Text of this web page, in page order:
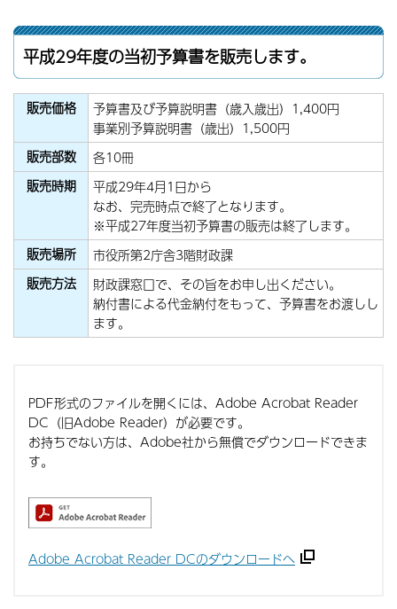
平成29年度の当初予算書を販売します。
販売価格
予算書及び予算説明書（歳入歳出）1,400円
事業別予算説明書（歳出）1,500円
販売部数
各10冊
販売時期
平成29年4月1日から
なお、完売時点で終了となります。
※平成27年度当初予算書の販売は終了します。
販売場所
市役所第2庁舎3階財政課
販売方法
財政課窓口で、その旨をお申し出ください。
納付書による代金納付をもって、予算書をお渡しし
ます。
PDF形式のファイルを開くには、Adobe Acrobat Reader
DC（旧Adobe Reader）が必要です。
お持ちでない方は、Adobe社から無償でダウンロードできま
す。
Adobe Acrobat Reader DCのダウンロードへ